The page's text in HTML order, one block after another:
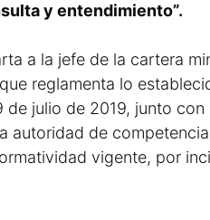
y entendimiento”.
a la jefe de la cartera
reglamenta lo
de julio de 2019, junto
autoridad de
vigente, por